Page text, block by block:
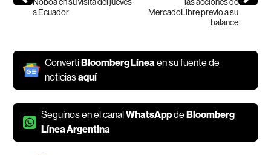
a Ecuador
MercadoLibre previo a su
balance
ConvertíBloomberg Línea en su fuente de
noticiasaquí
Seguínos en el canalWhatsAppdeBloomberg
Línea Argentina